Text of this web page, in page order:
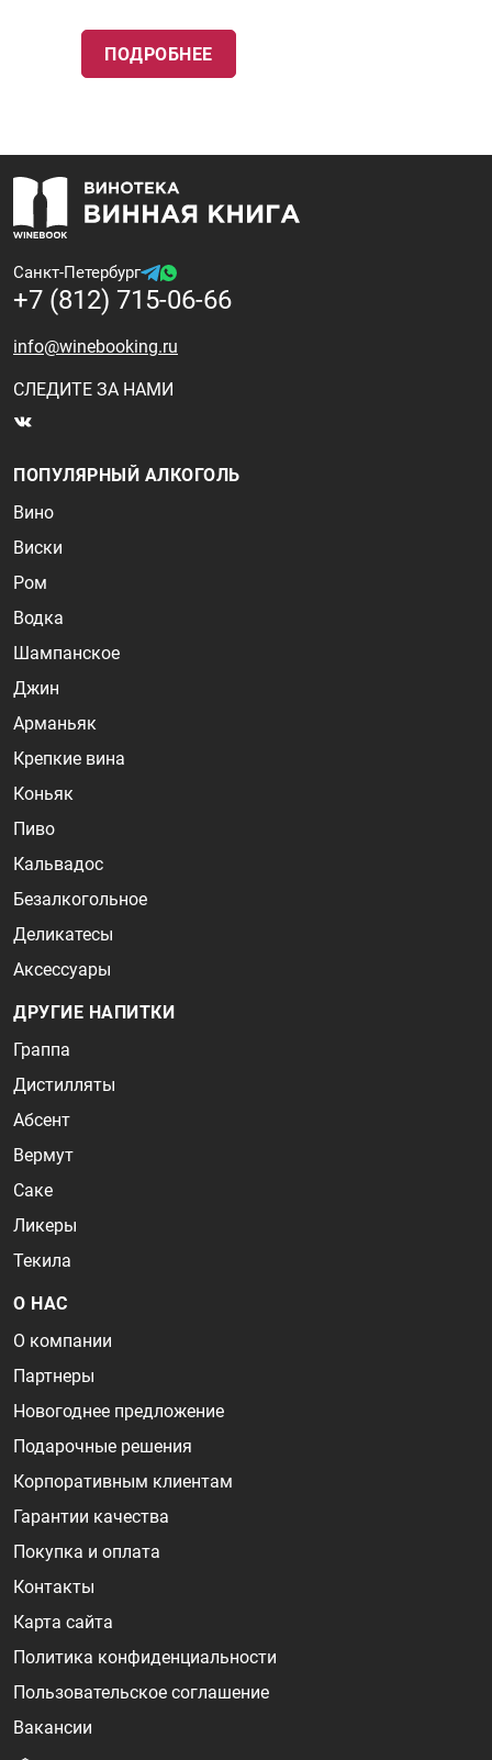
ПОДРОБНЕЕ
Санкт-Петербург
+7 (812) 715-06-66
info@winebooking.ru
СЛЕДИТЕ ЗА НАМИ
ПОПУЛЯРНЫЙ АЛКОГОЛЬ
Вино
Виски
Ром
Водка
Шампанское
Джин
Арманьяк
Крепкие вина
Коньяк
Пиво
Кальвадос
Безалкогольное
Деликатесы
Аксессуары
ДРУГИЕ НАПИТКИ
Граппа
Дистилляты
Абсент
Вермут
Саке
Ликеры
Текила
О НАС
О компании
Партнеры
Новогоднее предложение
Подарочные решения
Корпоративным клиентам
Гарантии качества
Покупка и оплата
Контакты
Карта сайта
Политика конфиденциальности
Пользовательское соглашение
Вакансии